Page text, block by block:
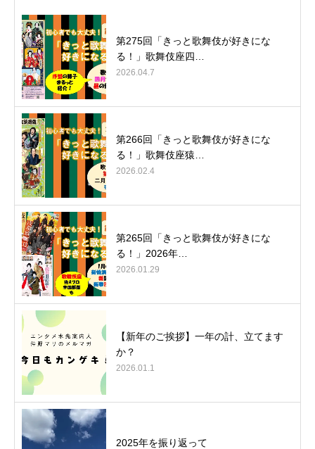
第275回「きっと歌舞伎が好きにな
る！」歌舞伎座四…
2026.04.7
第266回「きっと歌舞伎が好きにな
る！」歌舞伎座猿…
2026.02.4
第265回「きっと歌舞伎が好きにな
る！」2026年…
2026.01.29
【新年のご挨拶】一年の計、立てます
か？
2026.01.1
2025年を振り返って